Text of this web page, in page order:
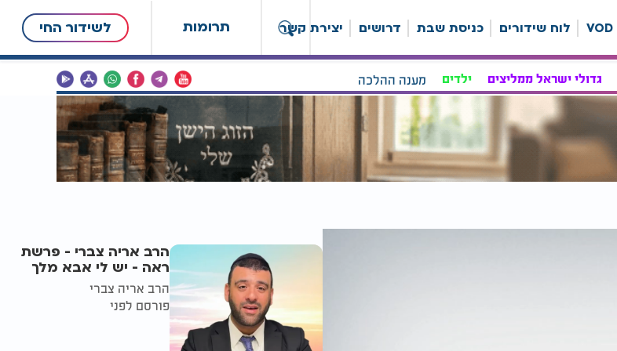
תרומות לשידור החי VOD לוח שידורים כניסת שבת דרושים יצירת קשר
גדולי ישראל ממליצים ילדים מענה ההלכה
הרב אריה צברי - פרשת
ראה - יש לי אבא מלך
הרב אריה צברי
פורסם לפני